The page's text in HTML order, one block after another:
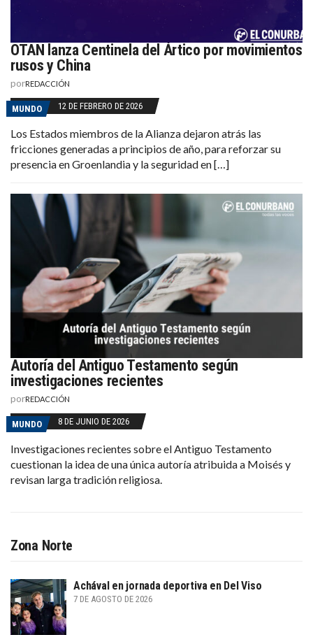
OTAN lanza Centinela del Ártico por movimientos
rusos y China
porREDACCIÓN
MUNDO 12 DE FEBRERO DE 2026
Los Estados miembros de la Alianza dejaron atrás las
fricciones generadas a principios de año, para reforzar su
presencia en Groenlandia y la seguridad en […]
Autoría del Antiguo Testamento según
investigaciones recientes
porREDACCIÓN
MUNDO 8 DE JUNIO DE 2026
Investigaciones recientes sobre el Antiguo Testamento
cuestionan la idea de una única autoría atribuida a Moisés y
revisan larga tradición religiosa.
Zona Norte
Achával en jornada deportiva en Del Viso
7 DE AGOSTO DE 2026